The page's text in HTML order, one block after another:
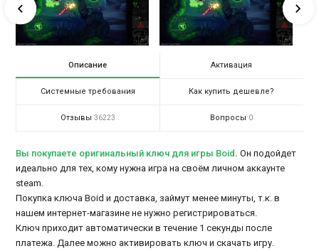
Описание Активация
Системные требования Как купить дешевле?
Отзывы 36223 Вопросы 0
Вы покупаете оригинальный ключ для игры Boid . Он подойдет
идеально для тех, кому нужна игра на своём личном аккаунте
steam.
Покупка ключа Boid и доставка, займут менее минуты, т.к. в
нашем интернет-магазине не нужно регистрироваться.
Ключ приходит автоматически в течение 1 секунды после
платежа. Далее можно активировать ключ и скачать игру.